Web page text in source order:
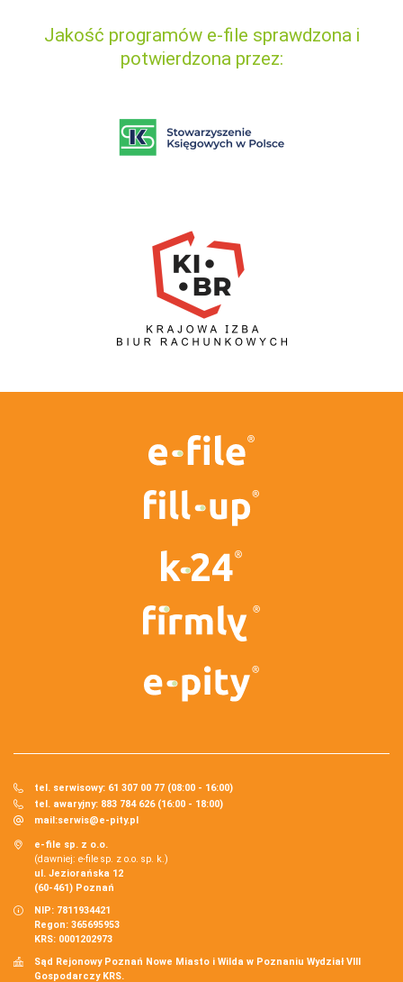
Jakość programów e-file sprawdzona i
potwierdzona przez:
tel. serwisowy: 61 307 00 77 (08:00 - 16:00)
tel. awaryjny: 883 784 626 (16:00 - 18:00)
mail:serwis@e-pity.pl
e-file sp. z o.o.
(dawniej: e-file sp. z o.o. sp. k.)
ul. Jeziorańska 12
(60-461) Poznań
NIP: 7811934421
Regon: 365695953
KRS: 0001202973
Sąd Rejonowy Poznań Nowe Miasto i Wilda w Poznaniu Wydział VIII
Gospodarczy KRS.